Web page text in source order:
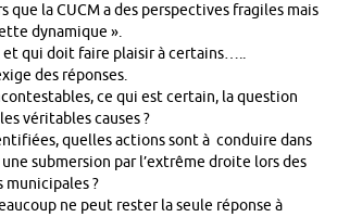
que la CUCM a des perspectives fragiles mais
dynamique ».
et qui doit faire plaisir à certains…..
des réponses.
ce qui est certain, la question
véritables causes ?
quelles actions sont à conduire dans
submersion par l’extrême droite lors des
municipales ?
ne peut rester la seule réponse à